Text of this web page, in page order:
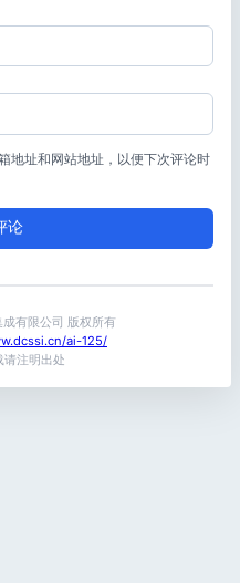
地址和网站地址，以便下次评论时
有限公司 版权所有
ai-125/
请注明出处